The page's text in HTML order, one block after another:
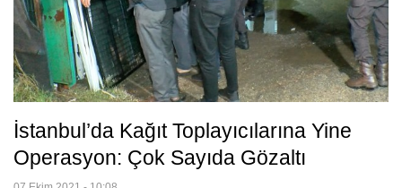
İstanbul’da Kağıt Toplayıcılarına Yine
Operasyon: Çok Sayıda Gözaltı